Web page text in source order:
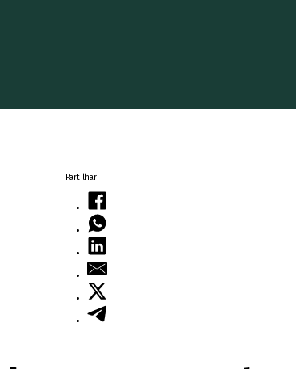
Partilhar